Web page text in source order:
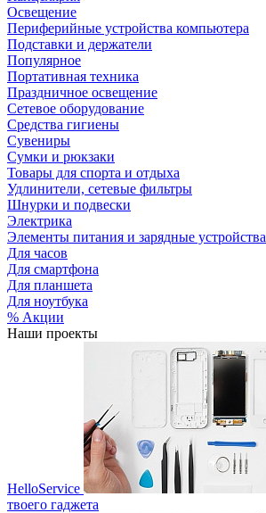
Освещение
Периферийные устройства компьютера
Подставки и держатели
Популярное
Портативная техника
Праздничное освещение
Сетевое оборудование
Средства гигиены
Сувениры
Сумки и рюкзаки
Товары для спорта и отдыха
Удлинители, сетевые фильтры
Шнурки и подвески
Электрика
Элементы питания и зарядные устройства
Для часов
Для смартфона
Для планшета
Для ноутбука
% Акции
Наши проекты
HelloService
твоего гаджета